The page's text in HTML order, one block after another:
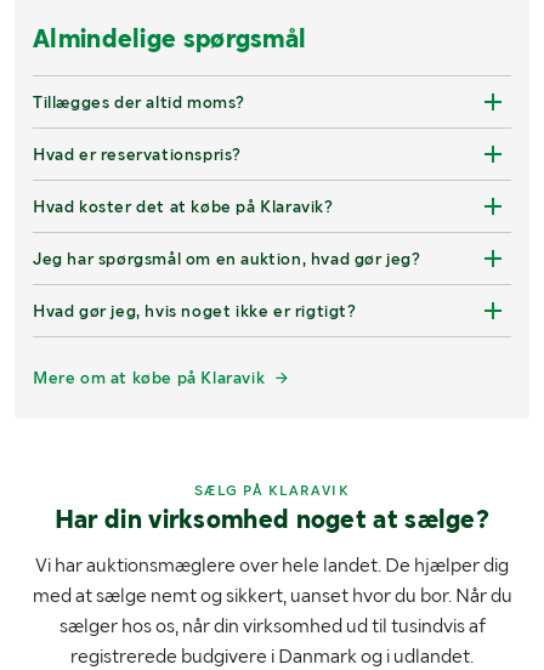
Almindelige spørgsmål
Tillægges der altid moms?
Hvad er reservationspris?
Hvad koster det at købe på Klaravik?
Jeg har spørgsmål om en auktion, hvad gør jeg?
Hvad gør jeg, hvis noget ikke er rigtigt?
Mere om at købe på Klaravik
SÆLG PÅ KLARAVIK
Har din virksomhed noget at sælge?
Vi har auktionsmæglere over hele landet. De hjælper dig
med at sælge nemt og sikkert, uanset hvor du bor. Når du
sælger hos os, når din virksomhed ud til tusindvis af
registrerede budgivere i Danmark og i udlandet.